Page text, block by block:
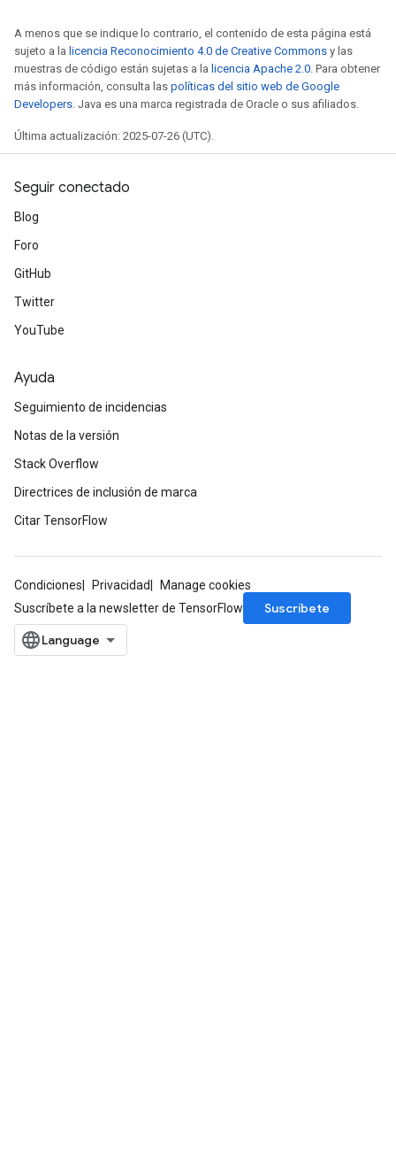
A menos que se indique lo contrario, el contenido de esta página está
sujeto a la licencia Reconocimiento 4.0 de Creative Commons y las
muestras de código están sujetas a la licencia Apache 2.0 . Para obtener
más información, consulta las políticas del sitio web de Google
Developers . Java es una marca registrada de Oracle o sus afiliados.
Última actualización: 2025-07-26 (UTC).
Seguir conectado
Blog
Foro
GitHub
Twitter
YouTube
Ayuda
Seguimiento de incidencias
Notas de la versión
Stack Overflow
Directrices de inclusión de marca
Citar TensorFlow
Condiciones Privacidad
Manage cookies
Suscríbete a la newsletter de TensorFlow
Suscríbete